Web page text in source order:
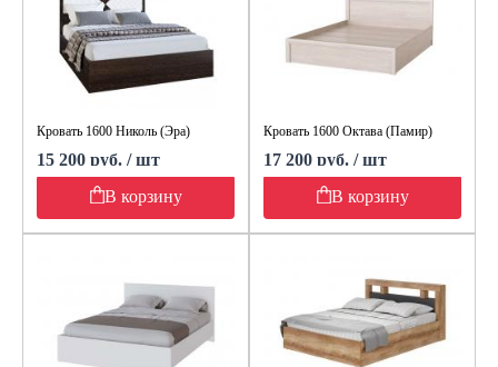
Кровать 1600 Николь (Эра)
15 200 руб. / шт
В корзину
Кровать 1600 Октава (Памир)
17 200 руб. / шт
В корзину